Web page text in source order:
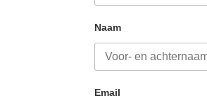
Naam
Email